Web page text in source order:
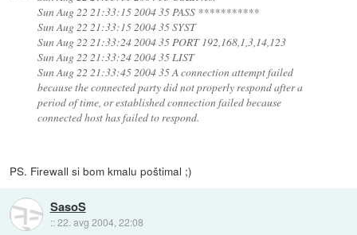
Sun Aug 22 21:33:15 2004 35 PASS ***********
Sun Aug 22 21:33:15 2004 35 SYST
Sun Aug 22 21:33:24 2004 35 PORT 192,168,1,3,14,123
Sun Aug 22 21:33:24 2004 35 LIST
Sun Aug 22 21:33:45 2004 35 A connection attempt failed
because the connected party did not properly respond after a
period of time, or established connection failed because
connected host has failed to respond.
PS. Firewall si bom kmalu poštimal ;)
SasoS
::22. avg 2004, 22:08